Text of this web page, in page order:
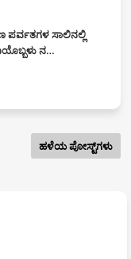
ಪರ್ವತಗಳ ಸಾಲಿನಲ್ಲಿ
ನ…
ಹಳೆಯ ಪೋಸ್ಟ್‌ಗಳು